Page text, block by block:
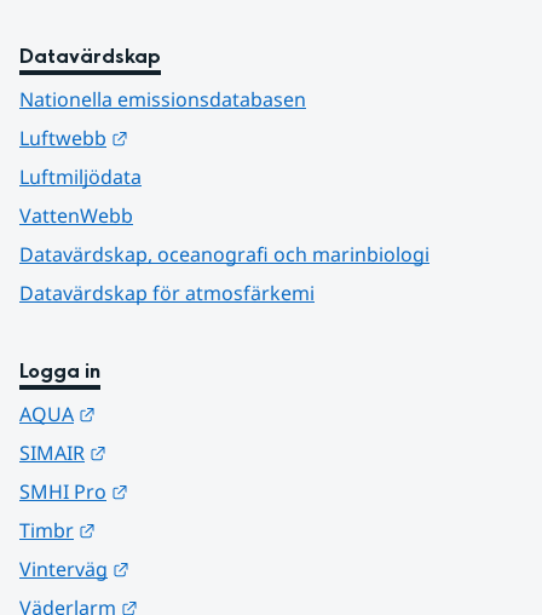
Datavärdskap
Nationella emissionsdatabasen
Luftwebb
Luftmiljödata
VattenWebb
Datavärdskap, oceanografi och marinbiologi
Datavärdskap för atmosfärkemi
Logga in
AQUA
SIMAIR
SMHI Pro
Timbr
Vinterväg
Väderlarm